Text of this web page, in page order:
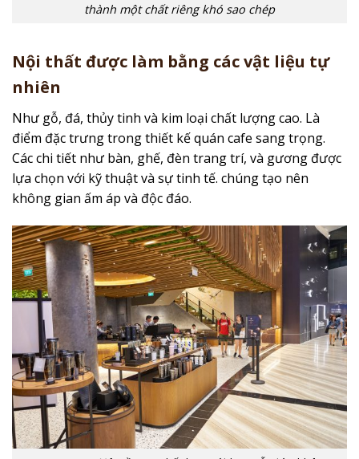
thành một chất riêng khó sao chép
Nội thất được làm bằng các vật liệu tự
nhiên
Như gỗ, đá, thủy tinh và kim loại chất lượng cao. Là
điểm đặc trưng trong thiết kế quán cafe sang trọng.
Các chi tiết như bàn, ghế, đèn trang trí, và gương được
lựa chọn với kỹ thuật và sự tinh tế. chúng tạo nên
không gian ấm áp và độc đáo.